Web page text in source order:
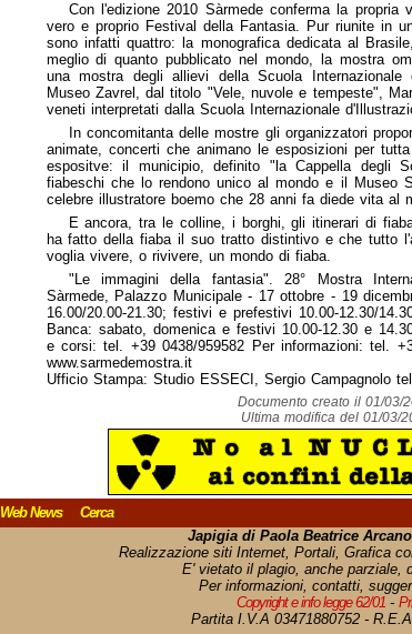
Con l'edizione 2010 Sàrmede conferma la propria
vero e proprio Festival della Fantasia. Pur riunite in
sono infatti quattro: la monografica dedicata al
meglio di quanto pubblicato nel mondo, la mostra
una mostra degli allievi della Scuola Internazionale
Museo Zavrel, dal titolo "Vele, nuvole e tempeste",
veneti interpretati dalla Scuola Internazionale
In concomitanta delle mostre gli organizzatori
animate, concerti che animano le esposizioni per
espositve: il municipio, definito "la Cappella degli
fiabeschi che lo rendono unico al mondo e il Museo
celebre illustratore boemo che 28 anni fa diede vita al
E ancora, tra le colline, i borghi, gli itinerari di
ha fatto della fiaba il suo tratto distintivo e che tutto
voglia vivere, o rivivere, un mondo di fiaba.
"Le immagini della fantasia". 28° Mostra
Sàrmede, Palazzo Municipale - 17 ottobre - 19
16.00/20.00-21.30; festivi e prefestivi 10.00-12.30/
Banca: sabato, domenica e festivi 10.00-12.30 e
e corsi: tel. +39 0438/959582 Per informazioni: tel.
www.sarmedemostra.it
Ufficio Stampa: Studio ESSECI, Sergio Campagnolo
Documento creato il 01/03/
Ultima modifica del 01/03/
Web News
Cerca
Japigia di Paola Beatrice
Realizzazione siti Internet, Portali, Grafica
E' vietato il plagio, anche parziale,
Per informazioni, contatti,
Copyright e info legge 62/01-
Partita I.V.A 03471880752 -